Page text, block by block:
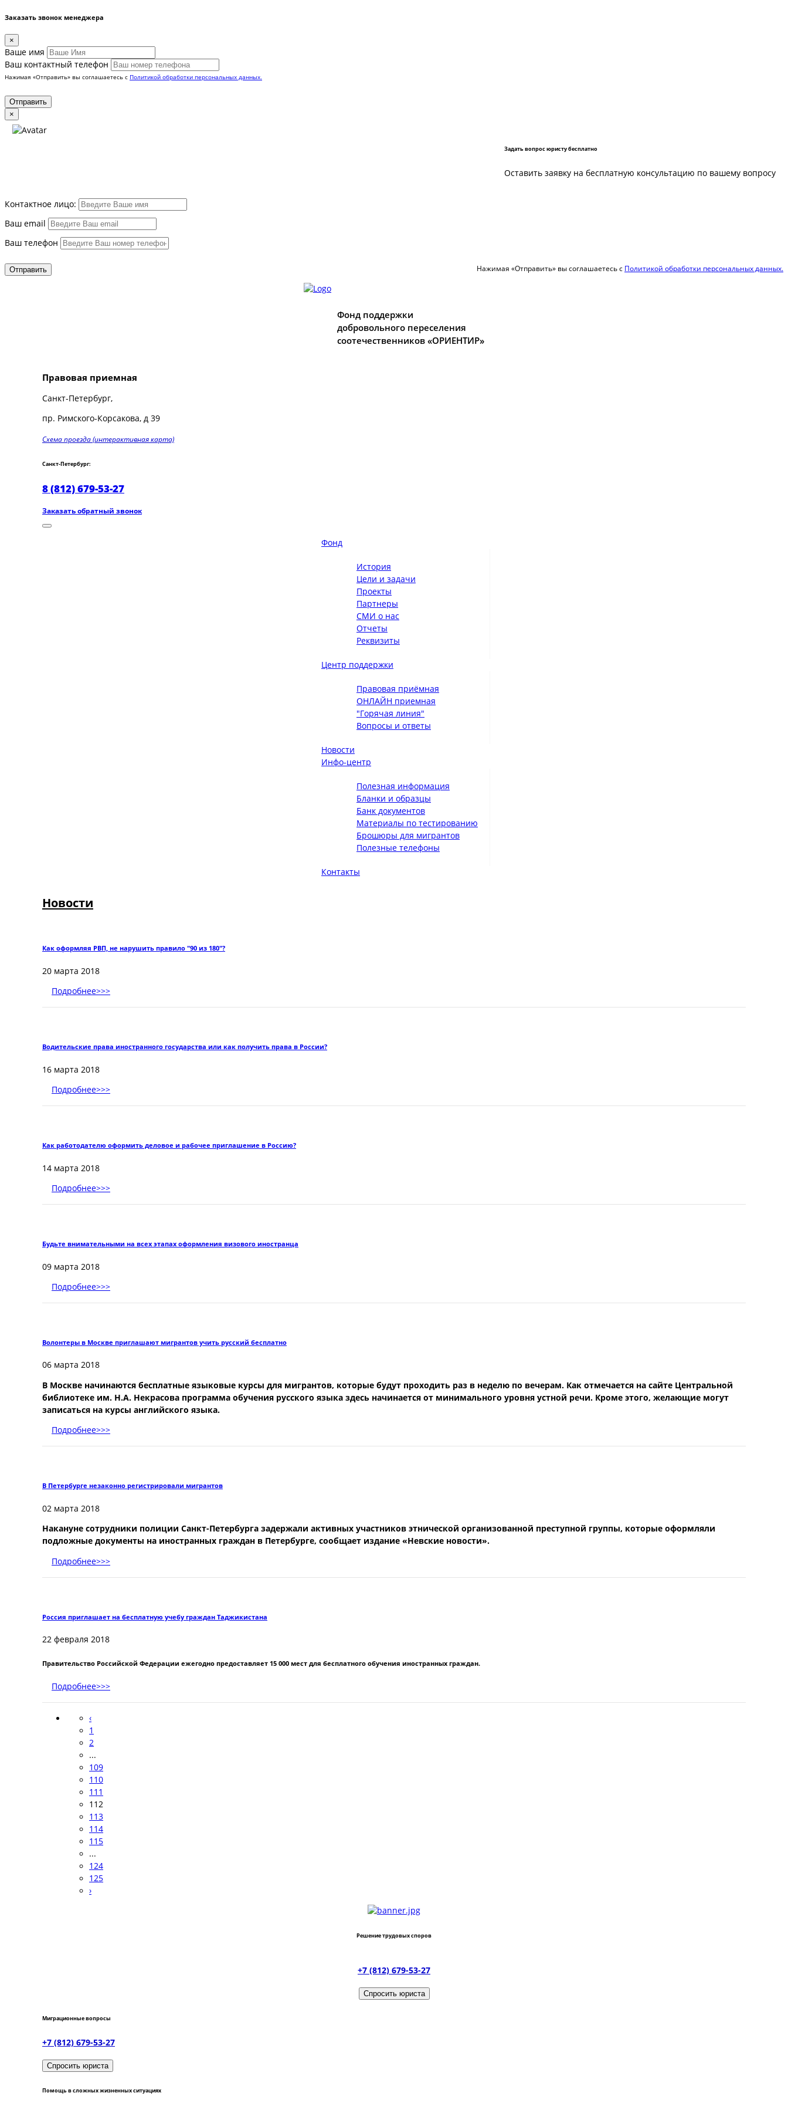
Заказать звонок менеджера
×
Вашe имя
Ваш контактный телефон
Нажимая «Отправить» вы соглашаетесь с Политикой обработки персональных данных.
×
Задать вопрос юристу бесплатно
Оставить заявку на бесплатную консультацию по вашему вопросу
Контактное лицо:
Ваш email
Ваш телефон
Нажимая «Отправить» вы соглашаетесь с Политикой обработки персональных данных.
Фонд поддержки
добровольного переселения
соотечественников «ОРИЕНТИР»
Правовая приемная
Санкт-Петербург,
пр. Римского-Корсакова, д 39
Схема проезда (интерактивная карта)
Санкт-Петербург:
8 (812) 679-53-27
Заказать обратный звонок
Фонд
История
Цели и задачи
Проекты
Партнеры
СМИ о нас
Отчеты
Реквизиты
Центр поддержки
Правовая приёмная
ОНЛАЙН приемная
"Горячая линия"
Вопросы и ответы
Новости
Инфо-центр
Полезная информация
Бланки и образцы
Банк документов
Материалы по тестированию
Брошюры для мигрантов
Полезные телефоны
Контакты
Новости
Как оформляя РВП, не нарушить правило "90 из 180"?
20 марта 2018
Подробнее>>>
Водительские права иностранного государства или как получить права в России?
16 марта 2018
Подробнее>>>
Как работодателю оформить деловое и рабочее приглашение в Россию?
14 марта 2018
Подробнее>>>
Будьте внимательными на всех этапах оформления визового иностранца
09 марта 2018
Подробнее>>>
Волонтеры в Москве приглашают мигрантов учить русский бесплатно
06 марта 2018
В Москве начинаются бесплатные языковые курсы для мигрантов, которые будут проходить раз в неделю по вечерам. Как отмечается на сайте Центральной
библиотеке им. Н.А. Некрасова программа обучения русского языка здесь начинается от минимального уровня устной речи. Кроме этого, желающие могут
записаться на курсы английского языка.
Подробнее>>>
В Петербурге незаконно регистрировали мигрантов
02 марта 2018
Накануне сотрудники полиции Санкт-Петербурга задержали активных участников этнической организованной преступной группы, которые оформляли
подложные документы на иностранных граждан в Петербурге, сообщает издание «Невские новости».
Подробнее>>>
Россия приглашает на бесплатную учебу граждан Таджикистана
22 февраля 2018
Правительство Российской Федерации ежегодно предоставляет 15 000 мест для бесплатного обучения иностранных граждан.
Подробнее>>>
‹
1
2
...
109
110
111
112
113
114
115
...
124
125
›
Решение трудовых споров
+7 (812) 679-53-27
Спросить юриста
Миграционные вопросы
+7 (812) 679-53-27
Спросить юриста
Помощь в сложных жизненных ситуациях